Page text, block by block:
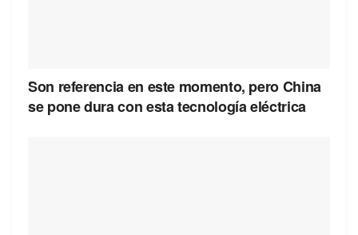
Son referencia en este momento, pero China
se pone dura con esta tecnología eléctrica